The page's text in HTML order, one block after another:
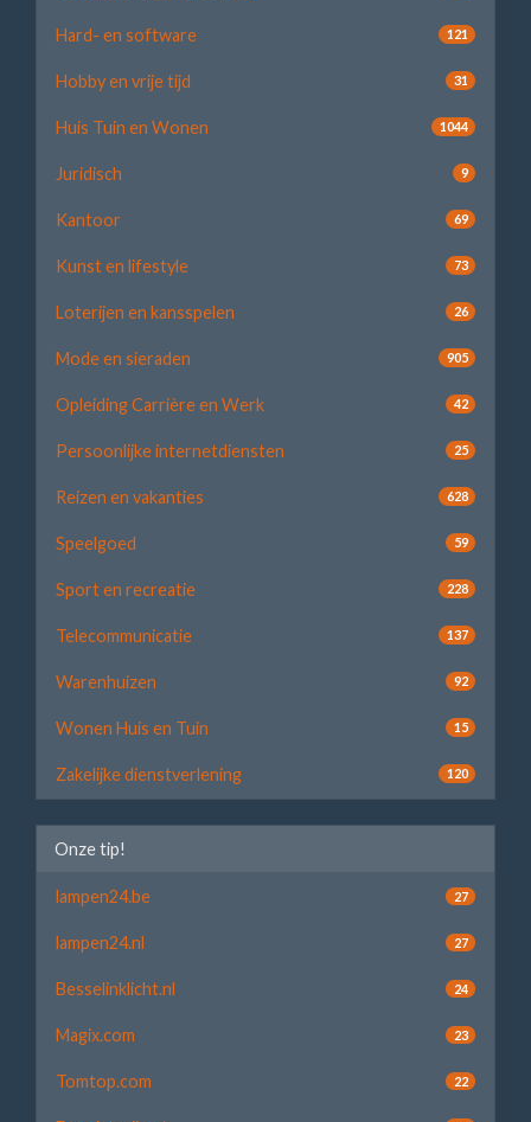
Hard- en software 121
Hobby en vrije tijd 31
Huis Tuin en Wonen 1044
Juridisch 9
Kantoor 69
Kunst en lifestyle 73
Loterijen en kansspelen 26
Mode en sieraden 905
Opleiding Carrière en Werk 42
Persoonlijke internetdiensten 25
Reizen en vakanties 628
Speelgoed 59
Sport en recreatie 228
Telecommunicatie 137
Warenhuizen 92
Wonen Huis en Tuin 15
Zakelijke dienstverlening 120
Onze tip!
lampen24.be 27
lampen24.nl 27
Besselinklicht.nl 24
Magix.com 23
Tomtop.com 22